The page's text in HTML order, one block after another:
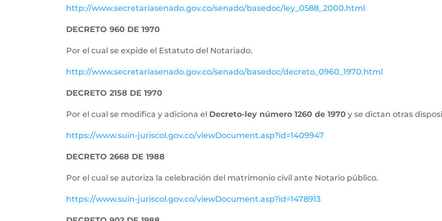
http://www.secretariasenado.gov.co/senado/basedoc/ley_0588_2000.html
DECRETO 960 DE 1970
Por el cual se expide el Estatuto del Notariado.
http://www.secretariasenado.gov.co/senado/basedoc/decreto_0960_1970.html
DECRETO 2158 DE 1970
Por el cual se modifica y adiciona el Decreto-ley número 1260 de 1970 y se dictan otras
https://www.suin-juriscol.gov.co/viewDocument.asp?id=1409947
DECRETO 2668 DE 1988
Por el cual se autoriza la celebración del matrimonio civil ante Notario público.
https://www.suin-juriscol.gov.co/viewDocument.asp?id=1478913